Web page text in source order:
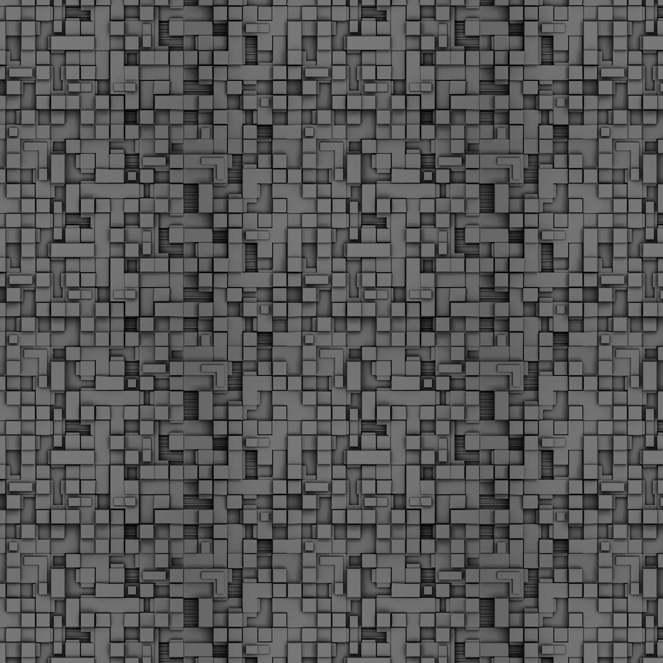
σε δήμους της χώρας. Το Dimastin, αναζητεί σχετικό
φωτογραφικό υλικό στο διαδίκτυο και σας το παρουσιάζει σε
αυτή την ανάρτηση. Επίσης, σας καλούμε, αν διαπιστώσετε ότι
μας έχουν "ξεφύγει" ορκωμοσίες, μπορείτε να στέλνετε το
φωτογραφικό τους υλικό στο dimasthes@gmail.gr ώστε να το
δημοσιεύουμε εδώ, άμεσα.
MAR
Θεσσαλονίκη: Ορκίστηκαν οι 75 νέοι δημοτικοί
αστυνομικοί – Τι τους ζήτησε ο Αγγελούδης
Ενισχύεται το έργο της δημοτικής αστυνομίας στο δήμο
Θεσσαλονίκης καθώς το πρωί της Τετάρτης 18 Μαρτίου
ορκίστηκαν οι 75 νέοι δημοτικοί αστυνομικοί.
«Με αυτούς, σε λίγους μήνες αποκτά ένα ισχυρό σώμα η
δημοτική αστυνομία. Θα είναι πιο κοντά στον πολίτη. Είχα την
ευκαιρία να είμαι σήμερα στην ορκωμοσία τους.
MAR
Ξεκίνησαν εδώ και μια εβδομάδα οι αφίξεις των
νεοπροσληφθέντων Δημοτικών Αστυνομικών στους
δήμους και οι ορκωμοσίες τους - Πλήρες
Μεγάλες μέρες ζει ο "οργανισμός" της Δημοτικής Αστυνομίας!
Να θυμίσουμε ότι κανονικές προσλήψεις στην Δημοτική
Αστυνομία έχουν να γίνουν από το 2010. Δεκαέξι ολόκληρα
χρόνια! Και βέβαια, ακόμη και με αυτές τις προσλήψεις, δεν
φτάνουμε ούτε τα 2/3 των Δημοτικών Αστυνομικών που
υπηρετούσαν το 2013 προ της κατάργησης της υπηρεσίας με
απόφαση του σημερινού πρωθυπουργού Κυριάκου Μητσοτάκη. Ας
είναι...
2
Δημοτική Αστυνομία Θεσσαλονίκης: Διμηνιαίος
απολογισμός ελέγχων τήρησης νομοθεσίας
Τον απολογισμό των δράσεων ελέγχου για τα ζώα συντροφιάς
κατά το δίμηνο Ιανουαρίου – Φεβρουαρίου 2026 παρουσιάζει η
Δημοτική Αστυνομία Θεσσαλονίκης, με στόχο την προστασία των
ζώων και την ομαλή συμβίωση στην πόλη.
FEB
18
ΣτΕ: Οριστική απόρριψη της επαναφοράς του 13ου
και 14ου μισθού για τους δημοσίους υπαλλήλους
Με την απόφαση αυτή, το ΣτΕ απορρίπτει οριστικά τις
αξιώσεις των δημοσίων υπαλλήλων για επαναφορά των
δώρων, επικυρώνοντας την τρέχουσα κατάσταση παρά τις
αντιδράσεις της ΑΔΕΔΥ
Το ΣτΕ απέρριψε οριστικά την προσφυγή της ΑΔΕΔΥ και ενός
εκπαιδευτικού για την επαναφορά των δώρων Χριστουγέννων,
Πάσχα και θερινής άδειας (13ος και 14ος μισθός) στους
εργαζόμενους του δημόσιου τομέα, κλείνοντας μια μακρά
διαμάχη δεκαετιών που αφορούσε τις μνημονιακές περικοπές.
Γνωστοποίηση έκδοσης οριστικών αποτελεσμάτων –
Παροχή οδηγιών.
► Δείτε/κατεβάστε την πολυαναμενόμενη εγκύκλιο του Υπ.
FEB
1
Με διαρροή 2 μέρες πριν την στάση εργασίας
ενημερώνει το ΣτΕ για την απόρριψη της επαναφοράς